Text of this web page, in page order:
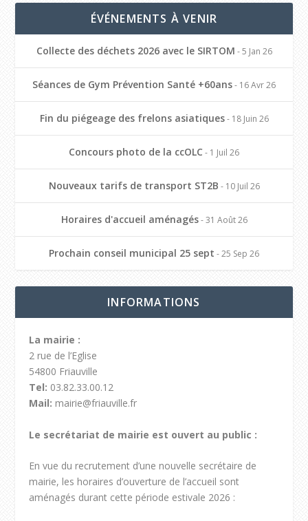
ÉVÉNEMENTS À VENIR
Collecte des déchets 2026 avec le SIRTOM - 5 Jan 26
Séances de Gym Prévention Santé +60ans- 16 Avr 26
Fin du piégeage des frelons asiatiques- 18 Juin 26
Concours photo de la ccOLC - 1 Juil 26
Nouveaux tarifs de transport ST2B - 10 Juil 26
Horaires d'accueil aménagés- 31 Août 26
Prochain conseil municipal 25 sept - 25 Sep 26
INFORMATIONS
La mairie :
2 rue de l’Eglise
54800 Friauville
Tel: 03.82.33.00.12
Mail: mairie@friauville.fr
Le secrétariat de mairie est ouvert au public :
En vue du recrutement d’une nouvelle secrétaire de
mairie, les horaires d’ouverture de l’accueil sont
aménagés durant cette période estivale 2026 :